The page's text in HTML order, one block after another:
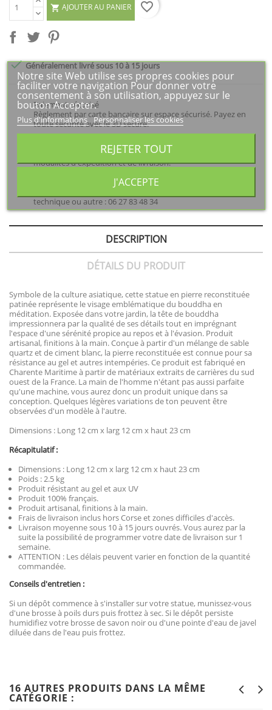
 AJOUTER AU PANIER favorite_border
 Généralement livré sous 10 à 15 jours
Paiement sécurisé
Règlement par carte bancaire sur espace sécurisé. Payez en
toute sécurité avec le 3D secure.
Prix de transport compris
Le coût du transport est dans les prix de vente. Voir les
modalités d'expédition et de livraison.
Besoin d'un renseignement ?
technique ou autre : 06 27 83 48 34
DESCRIPTION
DÉTAILS DU PRODUIT
Symbole de la culture asiatique, cette statue en pierre reconstituée
patinée représente le visage emblématique du bouddha en
méditation. Exposée dans votre jardin, la tête de bouddha
impressionnera par la qualité de ses détails tout en imprégnant
l'espace d'une sérénité propice au repos et à l'évasion. Produit
artisanal, finitions à la main. Conçue à partir d'un mélange de sable
quartz et de ciment blanc, la pierre reconstituée est connue pour sa
résistance au gel et autres intempéries. Ce produit est fabriqué en
Charente Maritime à partir de matériaux extraits de carrières du sud
ouest de la France. La main de l'homme n'étant pas aussi parfaite
qu'une machine, vous aurez donc un produit unique dans sa
conception. Quelques légères variations de ton peuvent être
observées d'un modèle à l'autre.
Dimensions : Long 12 cm x larg 12 cm x haut 23 cm
Récapitulatif :
Dimensions : Long 12 cm x larg 12 cm x haut 23 cm
Poids : 2.5 kg
Produit résistant au gel et aux UV
Produit 100% français.
Produit artisanal, finitions à la main.
Frais de livraison inclus hors Corse et zones difficiles d'accès.
Livraison moyenne sous 10 à 15 jours ouvrés. Vous aurez par la
suite la possibilité de programmer votre date de livraison sur 1
semaine.
ATTENTION : Les délais peuvent varier en fonction de la quantité
commandée.
Conseils d'entretien :
Si un dépôt commence à s'installer sur votre statue, munissez-vous
d'une brosse à poils durs puis frottez à sec. Si le dépôt persiste
humidifiez votre brosse de savon noir ou d'une pointe d'eau de javel
diluée dans de l'eau puis frottez.
16 AUTRES PRODUITS DANS LA MÊME
CATÉGORIE :
Notre site Web utilise ses propres cookies pour
faciliter votre navigation Pour donner votre
consentement à son utilisation, appuyez sur le
bouton Accepter.
Plus d'informations Personnaliser les cookies
REJETER TOUT
J'ACCEPTE